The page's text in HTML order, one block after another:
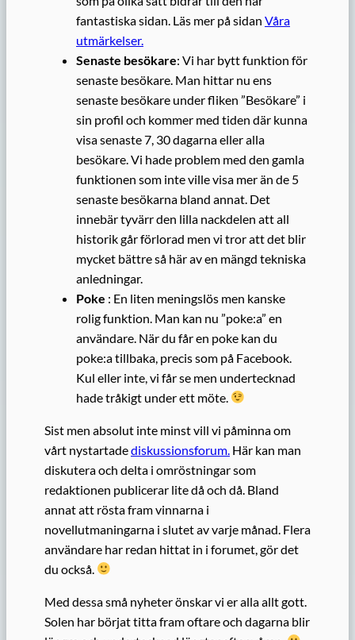
fantastiska sidan. Läs mer på sidan Våra
utmärkelser.
Senaste besökare: Vi har bytt funktion för
senaste besökare. Man hittar nu ens
senaste besökare under fliken ”Besökare” i
sin profil och kommer med tiden där kunna
visa senaste 7, 30 dagarna eller alla
besökare. Vi hade problem med den gamla
funktionen som inte ville visa mer än de 5
senaste besökarna bland annat. Det
innebär tyvärr den lilla nackdelen att all
historik går förlorad men vi tror att det blir
mycket bättre så här av en mängd tekniska
anledningar.
Poke : En liten meningslös men kanske
rolig funktion. Man kan nu ”poke:a” en
användare. När du får en poke kan du
poke:a tillbaka, precis som på Facebook.
Kul eller inte, vi får se men undertecknad
hade tråkigt under ett möte.
Sist men absolut inte minst vill vi påminna om
vårt nystartadediskussionsforum. Här kan man
diskutera och delta i omröstningar som
redaktionen publicerar lite då och då. Bland
annat att rösta fram vinnarna i
novellutmaningarna i slutet av varje månad. Flera
användare har redan hittat in i forumet, gör det
du också.
Med dessa små nyheter önskar vi er alla allt gott.
Solen har börjat titta fram oftare och dagarna blir